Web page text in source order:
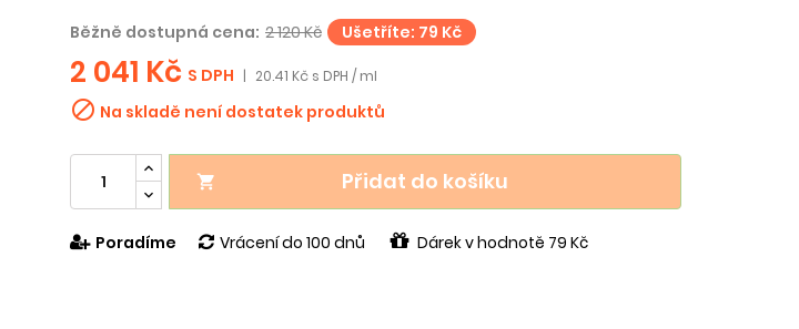
Běžně dostupná cena: 2 120 Kč Ušetříte: 79 Kč
2 041 Kč S DPH | 20.41 Kč s DPH / ml
 Na skladě není dostatek produktů
 Přidat do košíku
Poradíme Vrácení do 100 dnů Dárek v hodnotě 79 Kč